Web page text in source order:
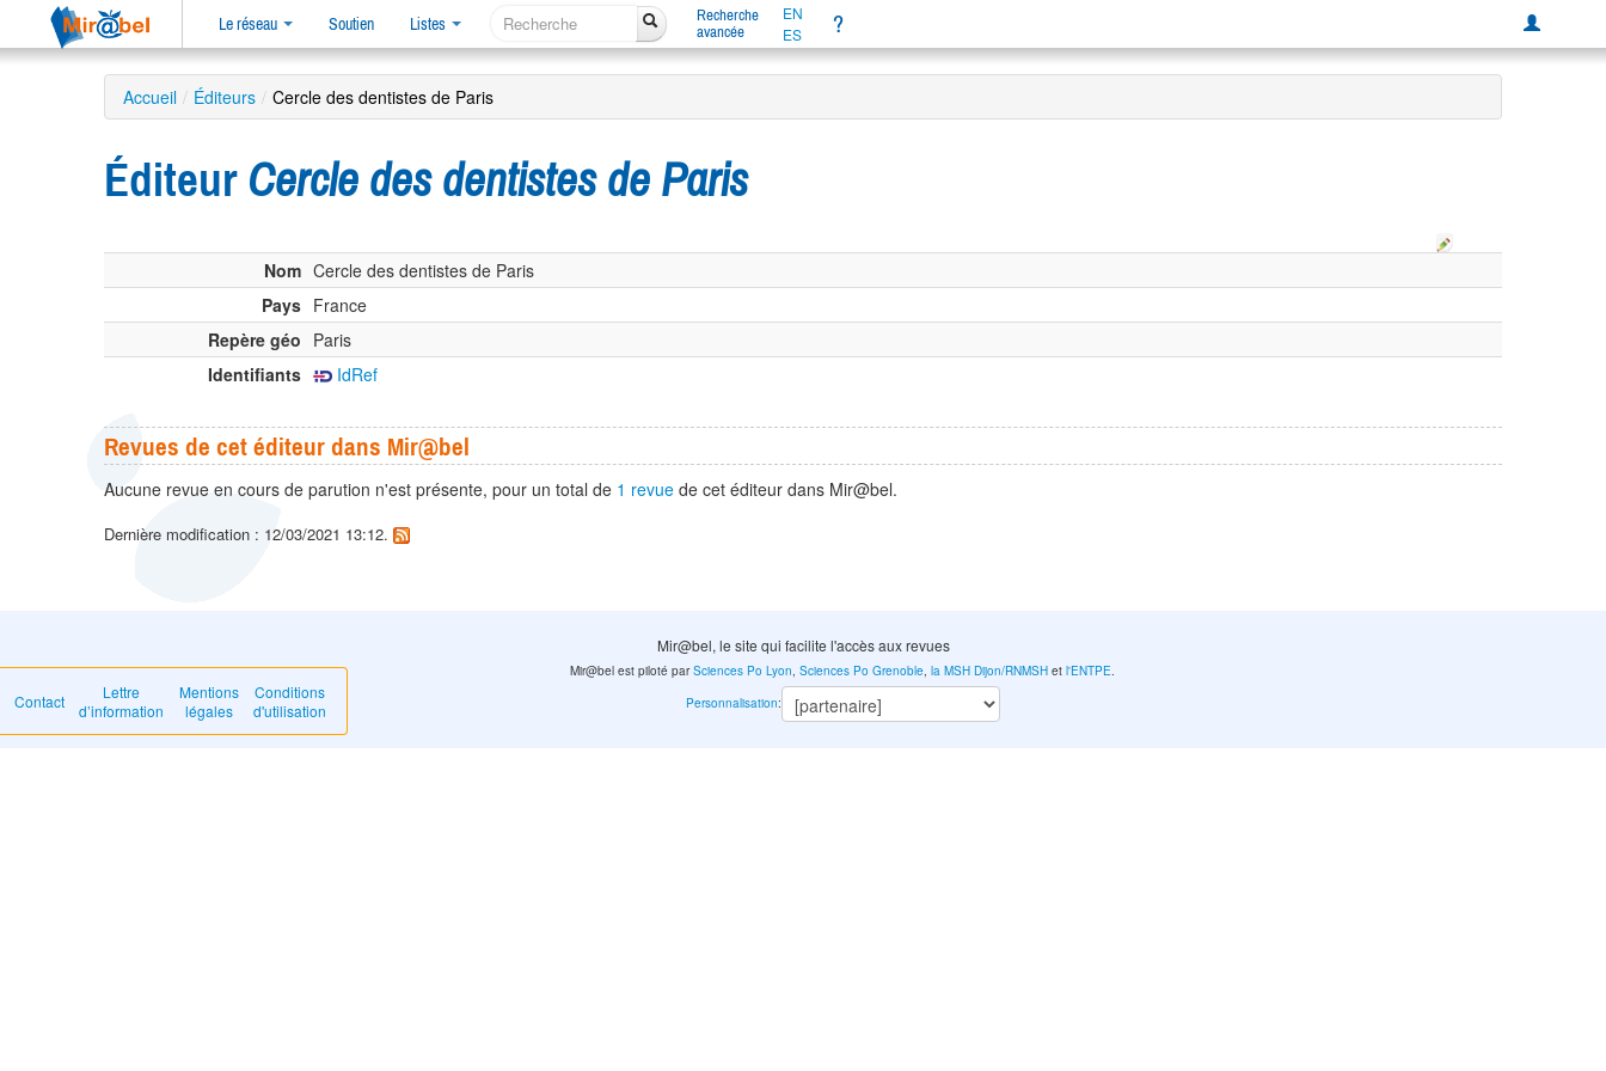
Le réseau Soutien Listes
Recherche
avancée
EN
ES
?
Accueil / Éditeurs / Cercle des dentistes de Paris
Éditeur Cercle des dentistes de Paris
Nom Cercle des dentistes de Paris
Pays France
Repère géo Paris
Identifiants
IdRef
Revues de cet éditeur dans Mir@bel
Aucune revue en cours de parution n'est présente, pour un total de 1 revue de cet éditeur dans Mir@bel.
Dernière modification : 12/03/2021 13:12.
Mir@bel, le site qui facilite l'accès aux revues
Contact
Lettre
d’information
Mentions
légales
Conditions
d'utilisation
Mir@bel est piloté parSciences Po Lyon,Sciences Po Grenoble,la MSH Dijon/RNMSH etl'ENTPE.
Personnalisation: